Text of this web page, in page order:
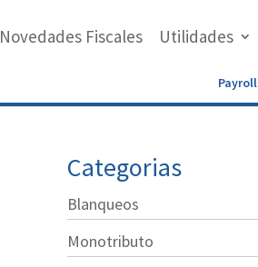
Novedades Fiscales Utilidades
Payroll
Categorias
Blanqueos
Monotributo